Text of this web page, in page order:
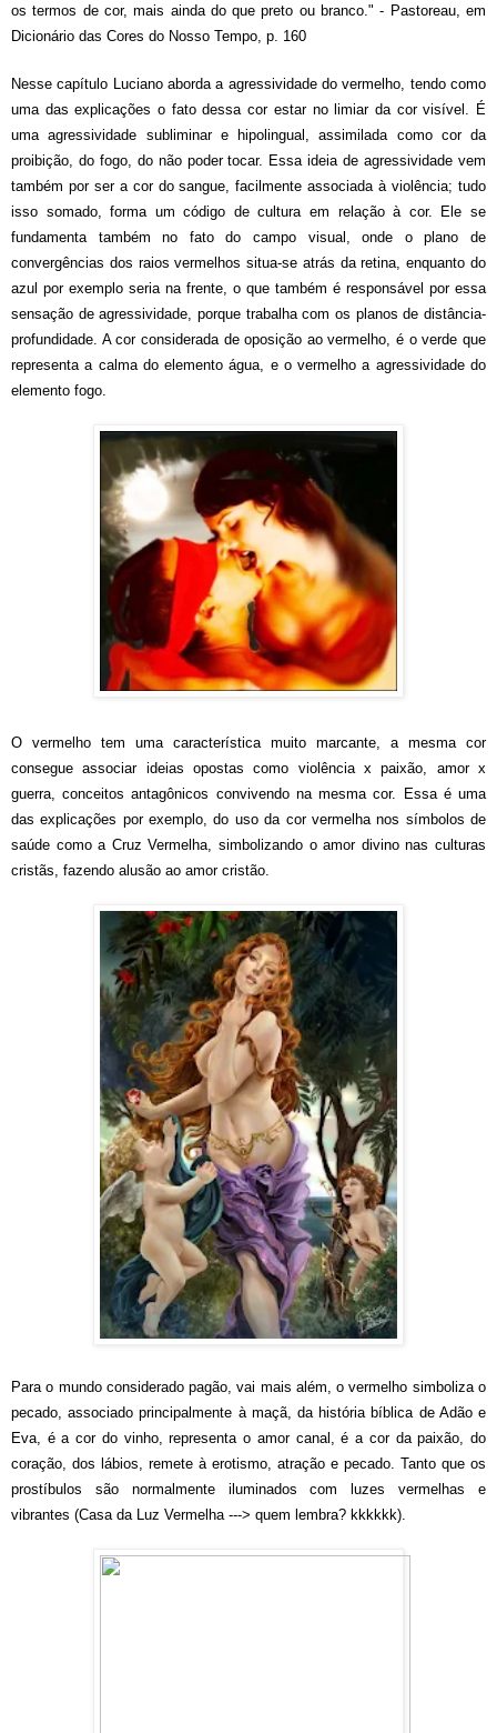
os termos de cor, mais ainda do que preto ou branco." - Pastoreau, em
Dicionário das Cores do Nosso Tempo, p. 160
Nesse capítulo Luciano aborda a agressividade do vermelho, tendo como
uma das explicações o fato dessa cor estar no limiar da cor visível. É
uma agressividade subliminar e hipolingual, assimilada como cor da
proibição, do fogo, do não poder tocar. Essa ideia de agressividade vem
também por ser a cor do sangue, facilmente associada à violência; tudo
isso somado, forma um código de cultura em relação à cor. Ele se
fundamenta também no fato do campo visual, onde o plano de
convergências dos raios vermelhos situa-se atrás da retina, enquanto do
azul por exemplo seria na frente, o que também é responsável por essa
sensação de agressividade, porque trabalha com os planos de distância-
profundidade. A cor considerada de oposição ao vermelho, é o verde que
representa a calma do elemento água, e o vermelho a agressividade do
elemento fogo.
O vermelho tem uma característica muito marcante, a mesma cor
consegue associar ideias opostas como violência x paixão, amor x
guerra, conceitos antagônicos convivendo na mesma cor. Essa é uma
das explicações por exemplo, do uso da cor vermelha nos símbolos de
saúde como a Cruz Vermelha, simbolizando o amor divino nas culturas
cristãs, fazendo alusão ao amor cristão.
Para o mundo considerado pagão, vai mais além, o vermelho simboliza o
pecado, associado principalmente à maçã, da história bíblica de Adão e
Eva, é a cor do vinho, representa o amor canal, é a cor da paixão, do
coração, dos lábios, remete à erotismo, atração e pecado. Tanto que os
prostíbulos são normalmente iluminados com luzes vermelhas e
vibrantes (Casa da Luz Vermelha ---> quem lembra? kkkkkk).